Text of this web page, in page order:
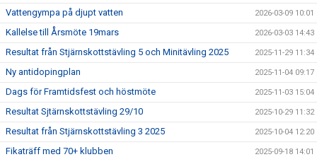
Vattengympa på djupt vatten 2026-03-09 10:01
Kallelse till Årsmöte 19mars 2026-03-03 14:43
Resultat från Stjärnskottstävling 5 och Minitävling 2025 2025-11-29 11:34
Ny antidopingplan 2025-11-04 09:17
Dags för Framtidsfest och höstmöte 2025-11-03 15:04
Resultat Sjtärnskottstävling 29/10 2025-10-29 11:32
Resultat från Stjärnskottstävling 3 2025 2025-10-04 12:20
Fikaträff med 70+ klubben 2025-09-18 14:01